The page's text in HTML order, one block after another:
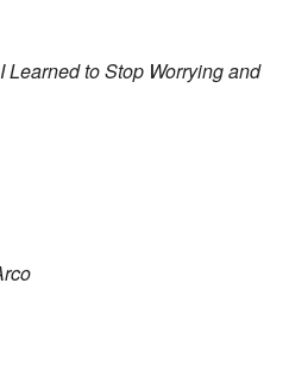
Learned to Stop Worrying and